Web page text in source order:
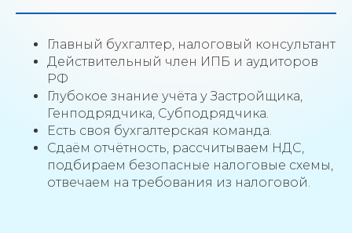
Главный бухгалтер, налоговый консультант
Действительный член ИПБ и аудиторов
РФ
Глубокое знание учёта у Застройщика,
Генподрядчика, Субподрядчика.
Есть своя бухгалтерская команда.
Сдаём отчётность, рассчитываем НДС,
подбираем безопасные налоговые схемы,
отвечаем на требования из налоговой.